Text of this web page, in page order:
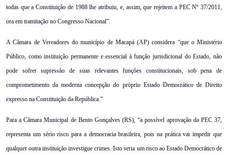
todas que a Constituição de 1988 lhe atribuiu, e, assim, que rejeitem a PEC Nº 37/2011,
ora em tramitação no Congresso Nacional”.
A Câmara de Vereadores do município de Macapá (AP) considera “que o Ministério
Público, como instituição permanente e essencial à função jurisdicional do Estado, não
pode sofrer supressão de suas relevantes funções constitucionais, sob pena de
comprometimento da moderna concepção do próprio Estado Democrático de Direito
expresso na Constituição da República.”
Para a Câmara Municipal de Bento Gonçalves (RS), “a possível aprovação da PEC 37,
representa um sério risco para a democracia brasileira, pois na prática vai impedir que
qualquer outra instituição investigue crimes. Isto seria um risco ao Estado Democrático de